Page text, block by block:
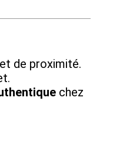
de proximité.
chez